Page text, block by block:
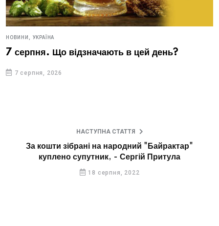
НОВИНИ, УКРАЇНА
7 серпня. Що відзначають в цей день?
7 серпня, 2026
НАСТУПНА СТАТТЯ
За кошти зібрані на народний "Байрактар"
куплено супутник, - Сергій Притула
18 серпня, 2022